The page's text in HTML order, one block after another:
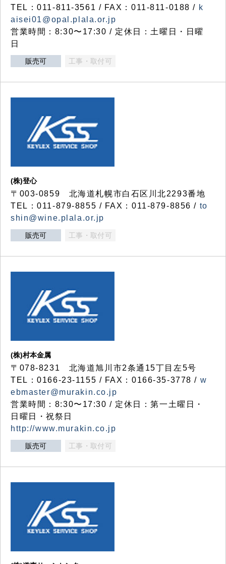
TEL：011-811-3561 / FAX：011-811-0188 / k
aisei01@opal.plala.or.jp
営業時間：8:30〜17:30 / 定休日：土曜日・日曜
日
販売可 工事・取付可
(株)登心
〒003-0859 北海道札幌市白石区川北2293番地
TEL：011-879-8855 / FAX：011-879-8856 / to
shin@wine.plala.or.jp
販売可 工事・取付可
(株)村本金属
〒078-8231 北海道旭川市2条通15丁目左5号
TEL：0166-23-1155 / FAX：0166-35-3778 / w
ebmaster@murakin.co.jp
営業時間：8:30〜17:30 / 定休日：第一土曜日・
日曜日・祝祭日
http://www.murakin.co.jp
販売可 工事・取付可